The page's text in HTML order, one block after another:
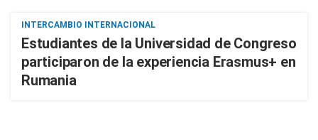
INTERCAMBIO INTERNACIONAL
Estudiantes de la Universidad de Congreso
participaron de la experiencia Erasmus+ en
Rumania